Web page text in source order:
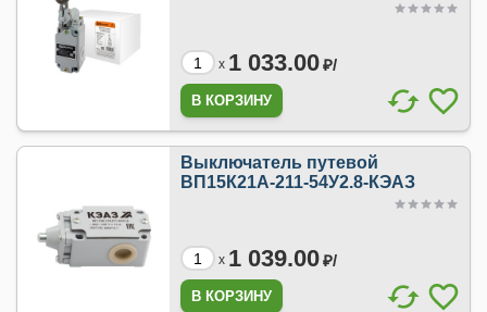
x 1 033.00₽/
Выключатель путевой
ВП15К21А-211-54У2.8-КЭАЗ
x 1 039.00₽/